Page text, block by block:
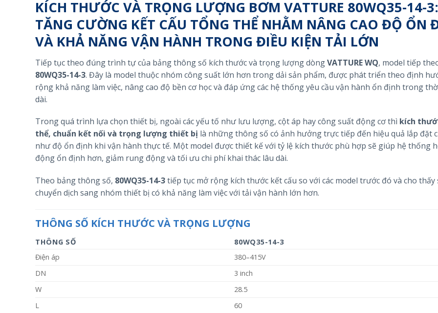
KÍCH THƯỚC VÀ TRỌNG LƯỢNG BƠM VATTURE 80WQ35-14-3:
TĂNG CƯỜNG KẾT CẤU TỔNG THỂ NHẰM NÂNG CAO ĐỘ ỔN
VÀ KHẢ NĂNG VẬN HÀNH TRONG ĐIỀU KIỆN TẢI LỚN
Tiếp tục theo đúng trình tự của bảng thông số kích thước và trọng lượng dòngVATTURE WQ, model tiếp
80WQ35-14-3. Đây là model thuộc nhóm công suất lớn hơn trong dải sản phẩm, được phát triển theo định
rộng khả năng làm việc, nâng cao độ bền cơ học và đáp ứng các hệ thống yêu cầu vận hành ổn định trong
dài.
Trong quá trình lựa chọn thiết bị, ngoài các yếu tố như lưu lượng, cột áp hay công suất động cơ thì kích
thể, chuẩn kết nối và trọng lượng thiết bị là những thông số có ảnh hưởng trực tiếp đến hiệu quả lắp đặt
như độ ổn định khi vận hành thực tế. Một model được thiết kế với tỷ lệ kích thước phù hợp sẽ giúp hệ thống
động ổn định hơn, giảm rung động và tối ưu chi phí khai thác lâu dài.
Theo bảng thông số, 80WQ35-14-3tiếp tục mở rộng kích thước kết cấu so với các model trước đó và cho thấy
chuyển dịch sang nhóm thiết bị có khả năng làm việc với tải vận hành lớn hơn.
THÔNG SỐ KÍCH THƯỚC VÀ TRỌNG LƯỢNG
THÔNG SỐ
80WQ35-14-3
Điện áp
380–415V
DN
3 inch
W
28.5
L
60